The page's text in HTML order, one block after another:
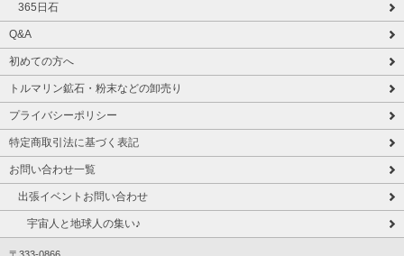
365日石
Q&A
初めての方へ
トルマリン鉱石・粉末などの卸売り
プライバシーポリシー
特定商取引法に基づく表記
お問い合わせ一覧
出張イベントお問い合わせ
宇宙人と地球人の集い♪